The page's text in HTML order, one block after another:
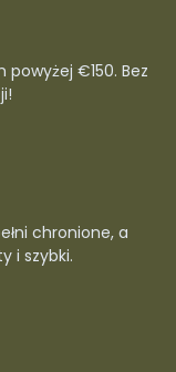
€150. Bez
chronione, a
i szybki.